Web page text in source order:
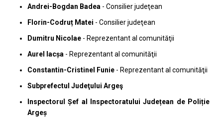
Andrei-Bogdan Badea - Consilier judeţean
Florin-Codruț Matei - Consilier judeţean
Dumitru Nicolae - Reprezentant al comunităţii
Aurel Iacșa - Reprezentant al comunităţii
Constantin-Cristinel Funie - Reprezentant al comunităţii
Subprefectul Judeţului Argeş
Inspectorul Șef al Inspectoratului Județean de Poliție
Argeș